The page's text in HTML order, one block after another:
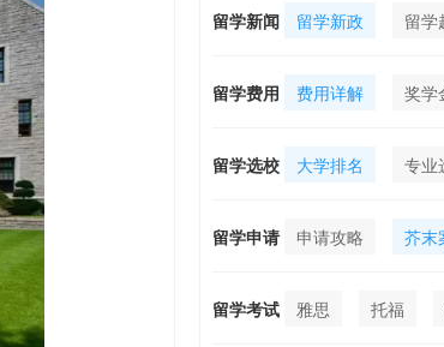
留学新闻 留学新政 留学
留学费用 费用详解 奖学
留学选校 大学排名 专业
留学申请 申请攻略 芥末
留学考试 雅思 托福